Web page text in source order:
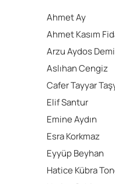
Ahmet Ay
Ahmet Kasım
Arzu Aydos
Aslıhan Cengiz
Cafer Tayyar
Elif Santur
Emine Aydın
Esra Korkmaz
Eyyüp Beyhan
Hatice Kübra